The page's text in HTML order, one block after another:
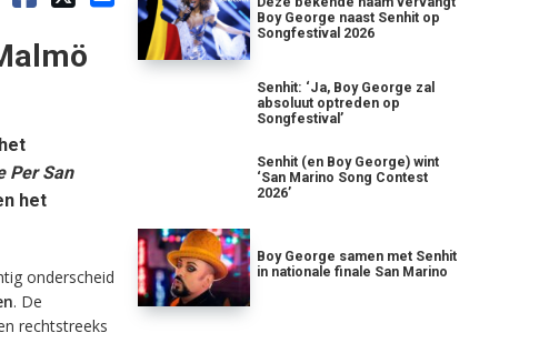
Per San
het
onderscheid
. De
rechtstreeks
Boy George naast Senhit op
Songfestival 2026
Senhit: ‘Ja, Boy George zal
absoluut optreden op
Songfestival’
Senhit (en Boy George) wint
‘San Marino Song Contest
2026’
Boy George samen met Senhit
in nationale finale San Marino